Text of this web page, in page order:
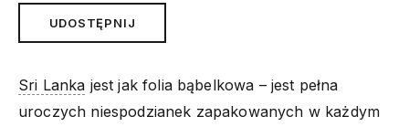
UDOSTĘPNIJ
Sri Lanka jest jak folia bąbelkowa – jest pełna
uroczych niespodzianek zapakowanych w każdym